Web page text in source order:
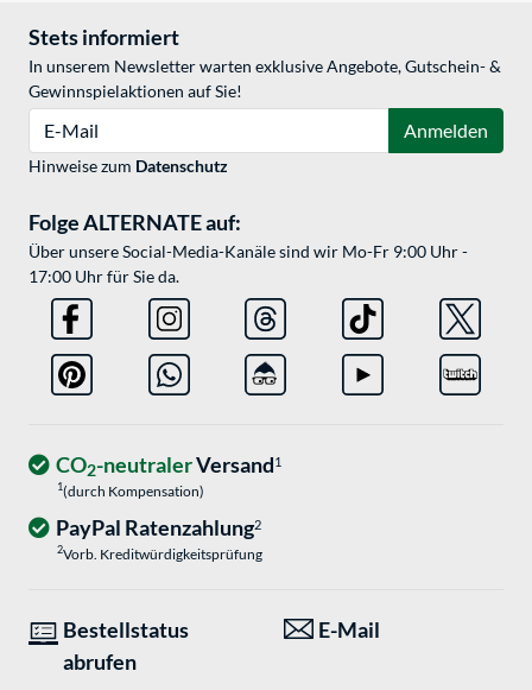
Stets informiert
In unserem Newsletter warten exklusive Angebote, Gutschein- &
Gewinnspielaktionen auf Sie!
Anmelden
Hinweise zum Datenschutz
Folge ALTERNATE auf:
Über unsere Social-Media-Kanäle sind wir Mo-Fr 9:00 Uhr -
17:00 Uhr für Sie da.
CO2-neutralerVersand1
1(durch Kompensation)
PayPal Ratenzahlung2
2Vorb. Kreditwürdigkeitsprüfung
Bestellstatus
abrufen
E-Mail